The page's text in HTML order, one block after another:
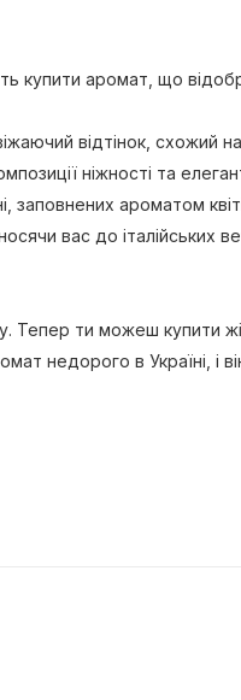
купити аромат, що
відтінок, схожий
ніжності та
заповнених ароматом
вас до італійських
ти можеш купити
недорого в Україні, і